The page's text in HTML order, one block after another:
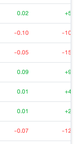
0.02
-0.10 -
-0.05 -
0.09
0.01
0.01
-0.07 -